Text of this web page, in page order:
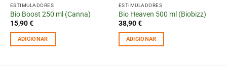
ESTIMULADORES
Bio Boost 250 ml (Canna)
15,90€
ADICIONAR
ESTIMULADORES
Bio Heaven 500 ml (Biobizz)
38,90€
ADICIONAR